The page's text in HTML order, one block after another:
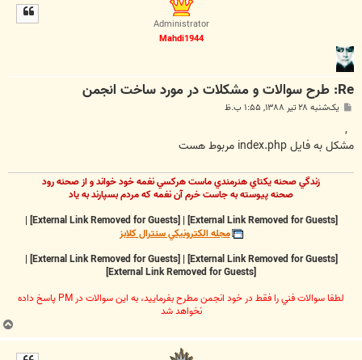
Administrator
Mahdi1944
Re: طرح سوالات و مشکلات در مورد ساخت انجمن
پ
ت
یک‌شنبه ۲۸ تیر ۱۳۸۸, ۱:۵۵ ب.ظ
مشکل به فايل index.php مربوط هست
زندگي صحنه يکتاي هنرمندي ماست هرکسي نغمه خود خواند و از صحنه رود
صحنه پيوسته به جاست خرم آن نغمه که مردم بسپارند به ياد
|
|
مجله الکترونيکي سنترال کلابز
|
|
لطفا سوالات فني را فقط در خود انجمن مطرح بفرماييد، به اين سوالات در PM پاسخ داده
نخواهد شد
ب
ا